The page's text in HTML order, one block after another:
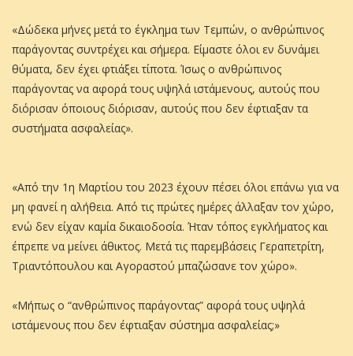
«Δώδεκα μήνες μετά το έγκλημα των Τεμπών, ο ανθρώπινος
παράγοντας συντρέχει και σήμερα. Είμαστε όλοι εν δυνάμει
θύματα, δεν έχει φτιάξει τίποτα. Ίσως ο ανθρώπινος
παράγοντας να αφορά τους υψηλά ιστάμενους, αυτούς που
διόρισαν όποιους διόρισαν, αυτούς που δεν έφτιαξαν τα
συστήματα ασφαλείας».
«Από την 1η Μαρτίου του 2023 έχουν πέσει όλοι επάνω για να
μη φανεί η αλήθεια. Από τις πρώτες ημέρες άλλαξαν τον χώρο,
ενώ δεν είχαν καμία δικαιοδοσία. Ήταν τόπος εγκλήματος και
έπρεπε να μείνει άθικτος. Μετά τις παρεμβάσεις Γεραπετρίτη,
Τριαντόπουλου και Αγοραστού μπαζώσανε τον χώρο».
«Μήπως ο “ανθρώπινος παράγοντας” αφορά τους υψηλά
ιστάμενους που δεν έφτιαξαν σύστημα ασφαλείας;»